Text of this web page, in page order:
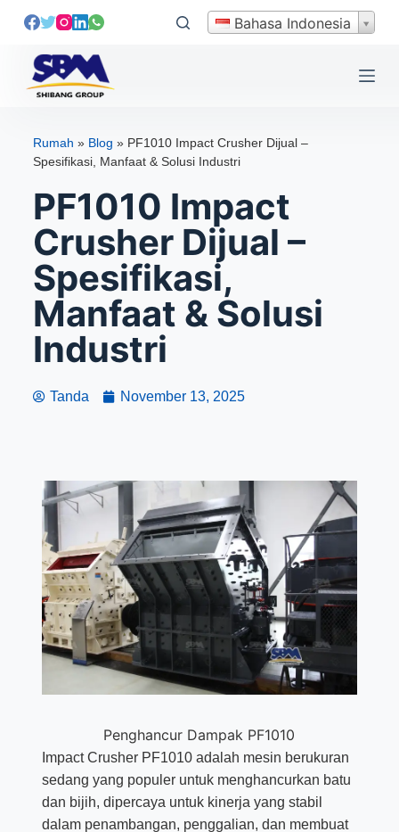
L
Bahasa Indonesia
Rumah » Blog » PF1010 Impact Crusher Dijual –
Spesifikasi, Manfaat & Solusi Industri
PF1010 Impact
Crusher Dijual –
Spesifikasi,
Manfaat & Solusi
Industri
Tanda November 13, 2025
Penghancur Dampak PF1010
Impact Crusher PF1010 adalah mesin berukuran
sedang yang populer untuk menghancurkan batu
dan bijih, dipercaya untuk kinerja yang stabil
dalam penambangan, penggalian, dan membuat